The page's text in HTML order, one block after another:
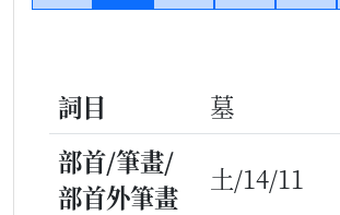
詞目
墓
部首/筆畫/
部首外筆畫
土/14/11